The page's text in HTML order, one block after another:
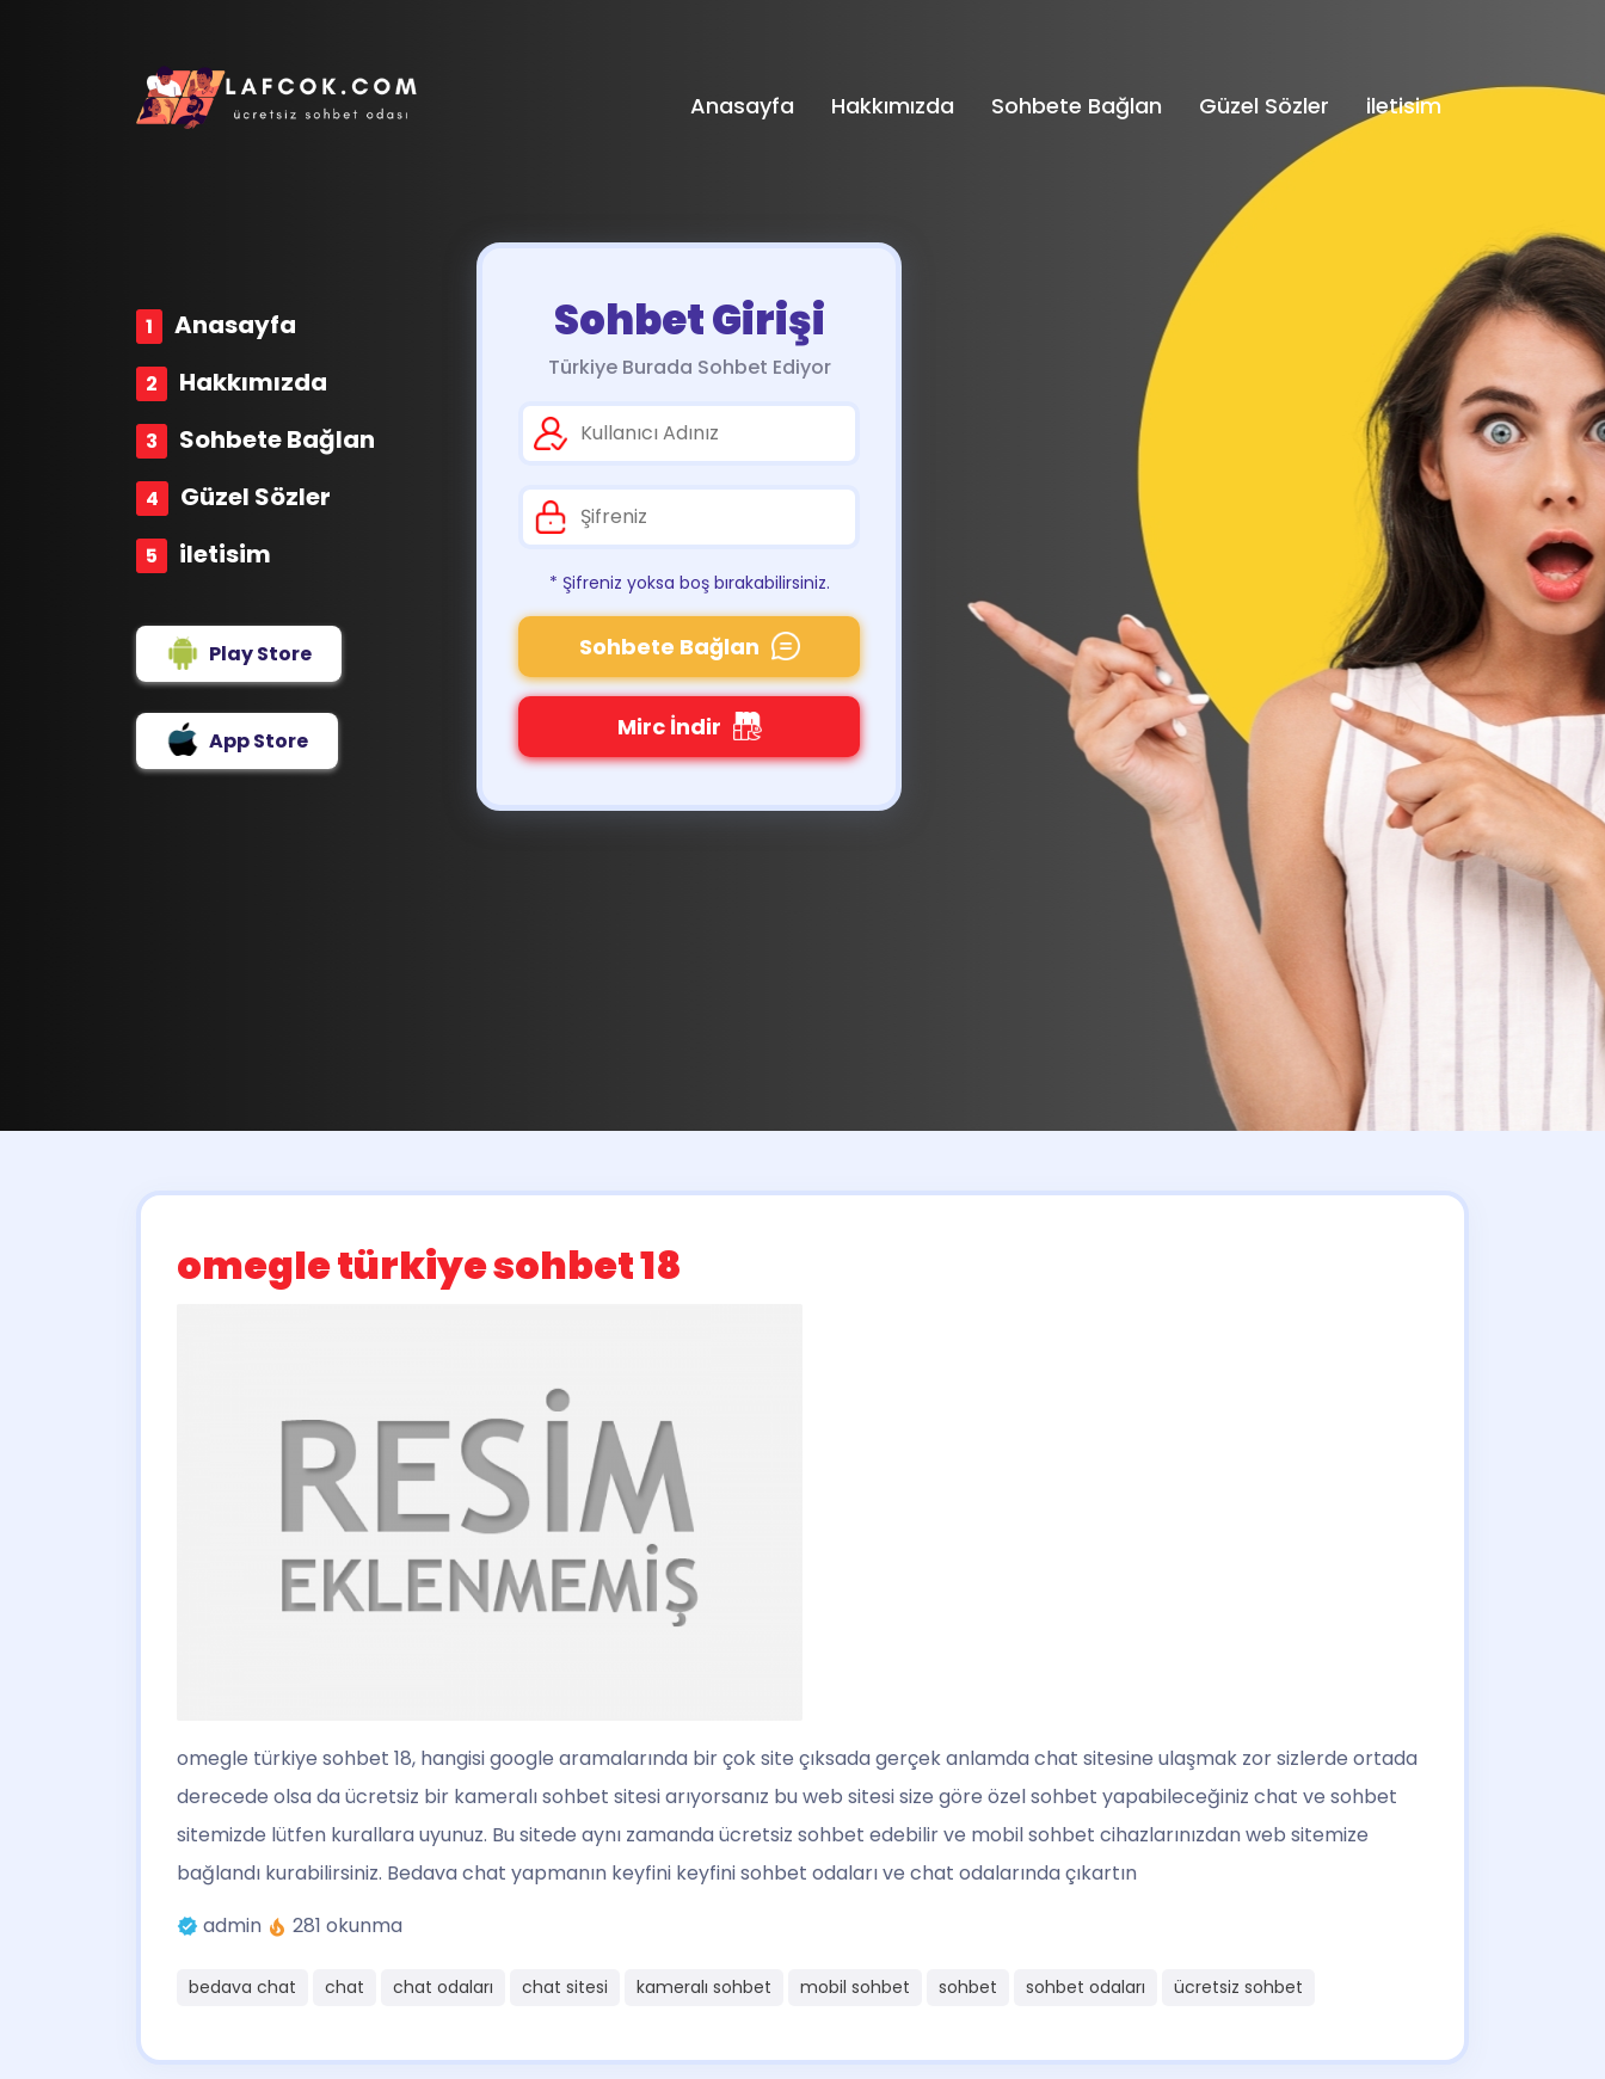
Anasayfa Hakkımızda Sohbete Bağlan Güzel Sözler iletisim
Anasayfa
Hakkımızda
Sohbete Bağlan
Güzel Sözler
iletisim
Play Store
App Store
Sohbet Girişi
Türkiye Burada Sohbet Ediyor
* Şifreniz yoksa boş bırakabilirsiniz.
Sohbete Bağlan
Mirc İndir
omegle türkiye sohbet 18
omegle türkiye sohbet 18, hangisi google aramalarında bir çok site çıksada gerçek anlamda chat sitesine ulaşmak zor sizlerde ortada
derecede olsa da ücretsiz bir kameralı sohbet sitesi arıyorsanız bu web sitesi size göre özel sohbet yapabileceğiniz chat ve sohbet
sitemizde lütfen kurallara uyunuz. Bu sitede aynı zamanda ücretsiz sohbet edebilir ve mobil sohbet cihazlarınızdan web sitemize
bağlandı kurabilirsiniz. Bedava chat yapmanın keyfini keyfini sohbet odaları ve chat odalarında çıkartın
admin
281 okunma
bedava chat chat chat odaları chat sitesi kameralı sohbet mobil sohbet sohbet sohbet odaları ücretsiz sohbet